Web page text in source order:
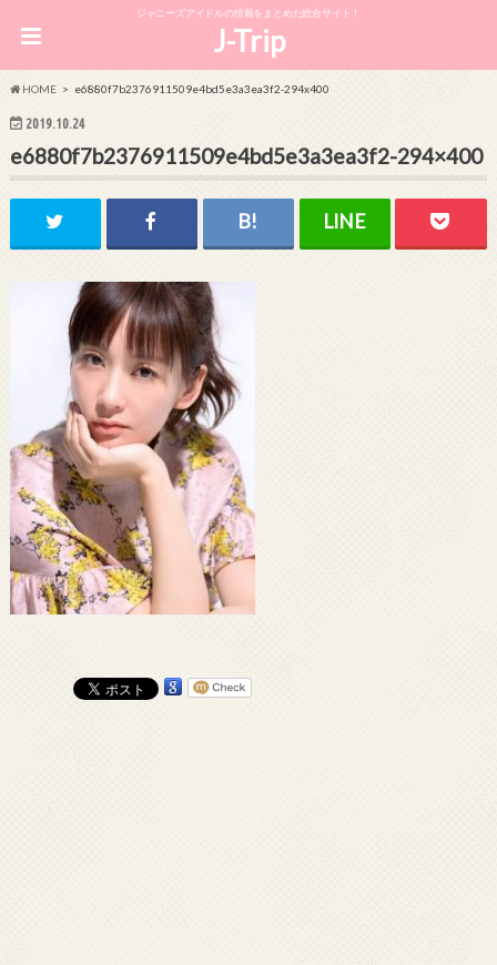
ジャニーズアイドルの情報をまとめた総合サイト！
J-Trip
HOME e6880f7b2376911509e4bd5e3a3ea3f2-294x400
2019.10.24
e6880f7b2376911509e4bd5e3a3ea3f2-294×400